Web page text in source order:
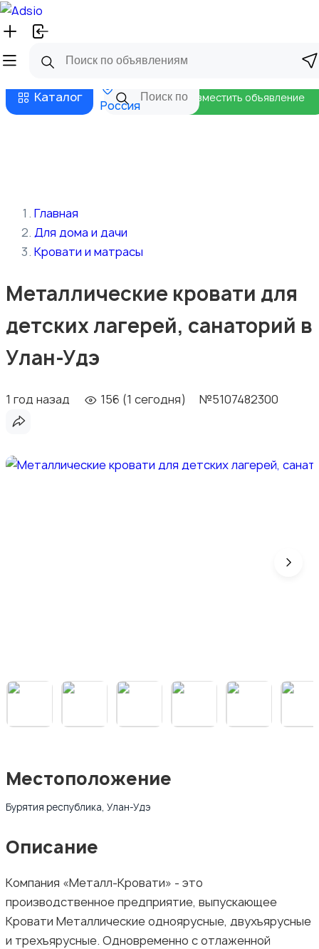
Русский
Бизнес тарифы
Каталог
Россия
Разместить объявление
Главная
Для дома и дачи
Кровати и матрасы
Металлические кровати для
детских лагерей, санаторий в
Улан-Удэ
1 год назад 156 (1 сегодня) №5107482300
Местоположение
Бурятия республика, Улан-Удэ
Описание
Компания «Металл-Кровати» - это
производственное предприятие, выпускающее
Кровати Металлические одноярусные, двухъярусные
и трехъярусные. Одновременно с отлаженной